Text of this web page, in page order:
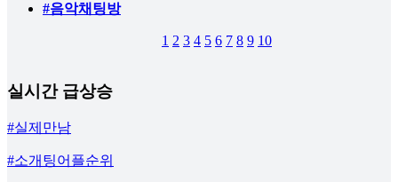
#음악채팅방
1 2 3 4 5 6 7 8 9 10
실시간 급상승
#실제만남
#소개팅어플순위